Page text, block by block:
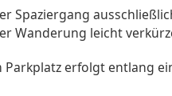
Spaziergang
Wanderung leicht
Parkplatz erfolgt entlang